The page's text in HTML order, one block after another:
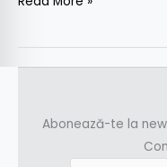
Abonează-te la